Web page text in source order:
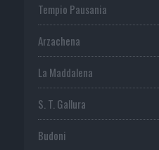
Tempio Pausania
Arzachena
La Maddalena
S. T. Gallura
Budoni